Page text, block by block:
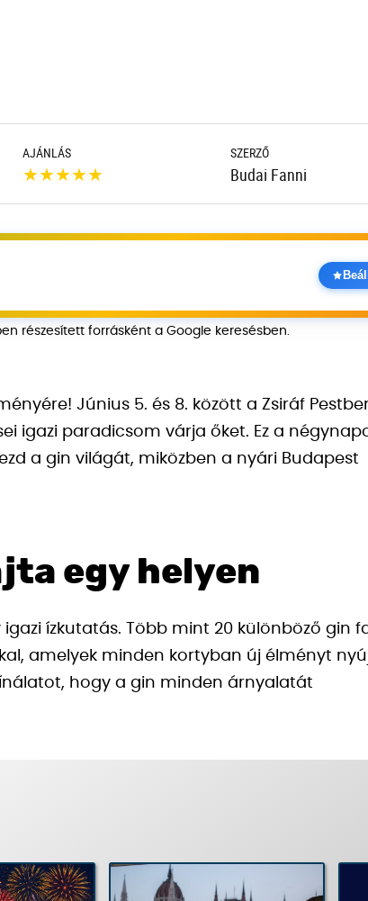
AJÁNLÁS
★★★★★
SZERZŐ
Budai Fanni
részesített forrásként a Google keresésben.
Június 5. és 8. között a Zsiráf
igazi paradicsom várja őket. Ez a
a gin világát, miközben a nyári Budapest
egy helyen
ízkutatás. Több mint 20 különböző gin
amelyek minden kortyban új élményt
hogy a gin minden árnyalatát